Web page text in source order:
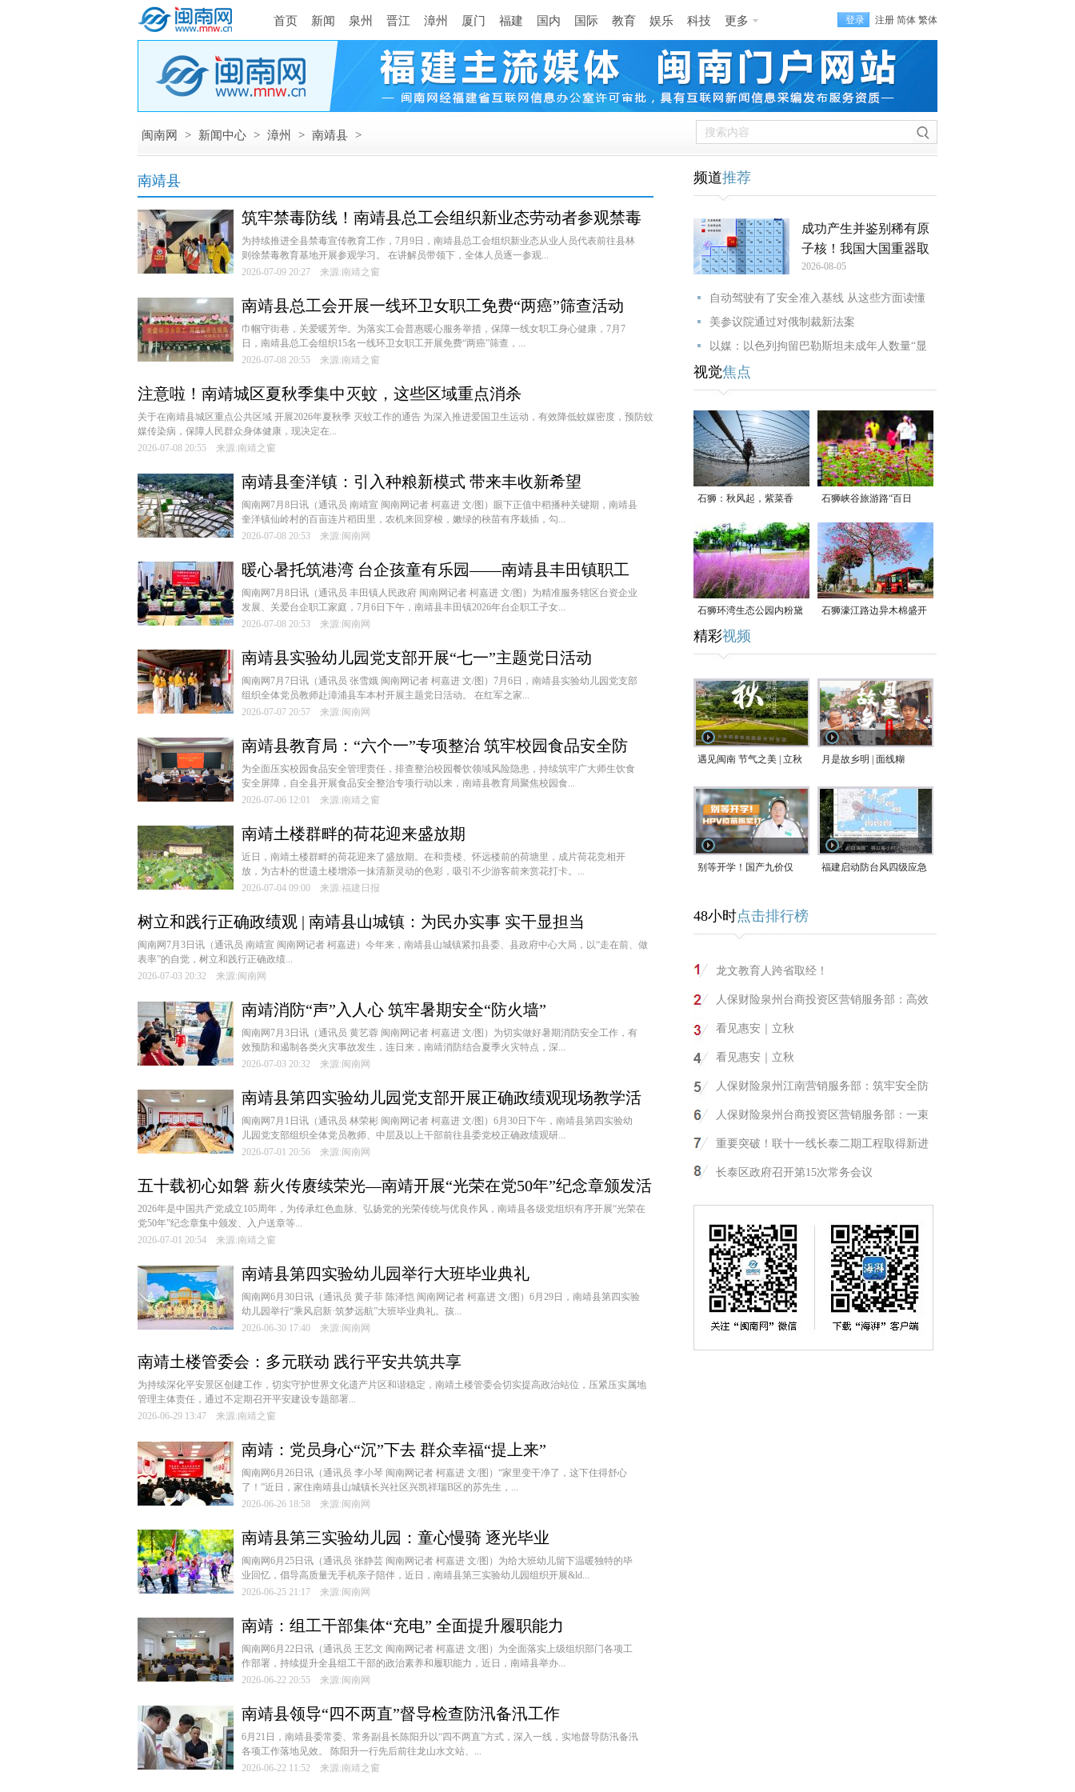
首页 新闻 泉州 晋江 漳州 厦门 福建 国内 国际 教育 娱乐 科技 更多 登录 注册 简体 繁体
闽南网 > 新闻中心 > 漳州 > 南靖县 >
南靖县
筑牢禁毒防线！南靖县总工会组织新业态劳动者参观禁毒
教育基地
为持续推进全县禁毒宣传教育工作，7月9日，南靖县总工会组织新业态从业人员代表前往县林
则徐禁毒教育基地开展参观学习。 在讲解员带领下，全体人员逐一参观...
2026-07-09 20:27 来源:南靖之窗
南靖县总工会开展一线环卫女职工免费“两癌”筛查活动
巾帼守街巷，关爱暖芳华。为落实工会普惠暖心服务举措，保障一线女职工身心健康，7月7
日，南靖县总工会组织15名一线环卫女职工开展免费“两癌”筛查，...
2026-07-08 20:55 来源:南靖之窗
注意啦！南靖城区夏秋季集中灭蚊，这些区域重点消杀
关于在南靖县城区重点公共区域 开展2026年夏秋季 灭蚊工作的通告 为深入推进爱国卫生运动，有效降低蚊媒密度，预防蚊
媒传染病，保障人民群众身体健康，现决定在...
2026-07-08 20:55 来源:南靖之窗
南靖县奎洋镇：引入种粮新模式 带来丰收新希望
闽南网7月8日讯（通讯员 南靖宣 闽南网记者 柯嘉进 文/图）眼下正值中稻播种关键期，南靖县
奎洋镇仙岭村的百亩连片稻田里，农机来回穿梭，嫩绿的秧苗有序栽插，勾...
2026-07-08 20:53 来源:闽南网
暖心暑托筑港湾 台企孩童有乐园——南靖县丰田镇职工
子女台企暑托班正式开班
闽南网7月8日讯（通讯员 丰田镇人民政府 闽南网记者 柯嘉进 文/图）为精准服务辖区台资企业
发展、关爱台企职工家庭，7月6日下午，南靖县丰田镇2026年台企职工子女...
2026-07-08 20:53 来源:闽南网
南靖县实验幼儿园党支部开展“七一”主题党日活动
闽南网7月7日讯（通讯员 张雪娥 闽南网记者 柯嘉进 文/图）7月6日，南靖县实验幼儿园党支部
组织全体党员教师赴漳浦县车本村开展主题党日活动。 在红军之家...
2026-07-07 20:57 来源:闽南网
南靖县教育局：“六个一”专项整治 筑牢校园食品安全防
线
为全面压实校园食品安全管理责任，排查整治校园餐饮领域风险隐患，持续筑牢广大师生饮食
安全屏障，自全县开展食品安全整治专项行动以来，南靖县教育局聚焦校园食...
2026-07-06 12:01 来源:南靖之窗
南靖土楼群畔的荷花迎来盛放期
近日，南靖土楼群畔的荷花迎来了盛放期。在和贵楼、怀远楼前的荷塘里，成片荷花竞相开
放，为古朴的世遗土楼增添一抹清新灵动的色彩，吸引不少游客前来赏花打卡。...
2026-07-04 09:00 来源:福建日报
树立和践行正确政绩观 | 南靖县山城镇：为民办实事 实干显担当
闽南网7月3日讯（通讯员 南靖宣 闽南网记者 柯嘉进）今年来，南靖县山城镇紧扣县委、县政府中心大局，以“走在前、做
表率”的自觉，树立和践行正确政绩...
2026-07-03 20:32 来源:闽南网
南靖消防“声”入人心 筑牢暑期安全“防火墙”
闽南网7月3日讯（通讯员 黄艺蓉 闽南网记者 柯嘉进 文/图）为切实做好暑期消防安全工作，有
效预防和遏制各类火灾事故发生，连日来，南靖消防结合夏季火灾特点，深...
2026-07-03 20:32 来源:闽南网
南靖县第四实验幼儿园党支部开展正确政绩观现场教学活
动
闽南网7月1日讯（通讯员 林荣彬 闽南网记者 柯嘉进 文/图）6月30日下午，南靖县第四实验幼
儿园党支部组织全体党员教师、中层及以上干部前往县委党校正确政绩观研...
2026-07-01 20:56 来源:闽南网
五十载初心如磐 薪火传赓续荣光—南靖开展“光荣在党50年”纪念章颁发活
动
2026年是中国共产党成立105周年，为传承红色血脉、弘扬党的光荣传统与优良作风，南靖县各级党组织有序开展“光荣在
党50年”纪念章集中颁发、入户送章等...
2026-07-01 20:54 来源:南靖之窗
南靖县第四实验幼儿园举行大班毕业典礼
闽南网6月30日讯（通讯员 黄子菲 陈泽恺 闽南网记者 柯嘉进 文/图）6月29日，南靖县第四实验
幼儿园举行“乘风启新·筑梦远航”大班毕业典礼。孩...
2026-06-30 17:40 来源:闽南网
南靖土楼管委会：多元联动 践行平安共筑共享
为持续深化平安景区创建工作，切实守护世界文化遗产片区和谐稳定，南靖土楼管委会切实提高政治站位，压紧压实属地
管理主体责任，通过不定期召开平安建设专题部署...
2026-06-29 13:47 来源:南靖之窗
南靖：党员身心“沉”下去 群众幸福“提上来”
闽南网6月26日讯（通讯员 李小琴 闽南网记者 柯嘉进 文/图）“家里变干净了，这下住得舒心
了！”近日，家住南靖县山城镇长兴社区兴凯祥瑞B区的苏先生，...
2026-06-26 18:58 来源:闽南网
南靖县第三实验幼儿园：童心慢骑 逐光毕业
闽南网6月25日讯（通讯员 张静芸 闽南网记者 柯嘉进 文/图）为给大班幼儿留下温暖独特的毕
业回忆，倡导高质量无手机亲子陪伴，近日，南靖县第三实验幼儿园组织开展&ld...
2026-06-25 21:17 来源:闽南网
南靖：组工干部集体“充电” 全面提升履职能力
闽南网6月22日讯（通讯员 王艺文 闽南网记者 柯嘉进 文/图）为全面落实上级组织部门各项工
作部署，持续提升全县组工干部的政治素养和履职能力，近日，南靖县举办...
2026-06-22 20:55 来源:闽南网
南靖县领导“四不两直”督导检查防汛备汛工作
6月21日，南靖县委常委、常务副县长陈阳升以“四不两直”方式，深入一线，实地督导防汛备汛
各项工作落地见效。 陈阳升一行先后前往龙山水文站、...
2026-06-22 11:52 来源:南靖之窗
频道推荐
成功产生并鉴别稀有原
子核！我国大国重器取
2026-08-05
自动驾驶有了安全准入基线 从这些方面读懂
美参议院通过对俄制裁新法案
以媒：以色列拘留巴勒斯坦未成年人数量“显
视觉焦点
石狮：秋风起，紫菜香 石狮峡谷旅游路“百日
草”争相斗艳
石狮环湾生态公园内粉黛
乱子草盛放
石狮濠江路边异木棉盛开
精彩视频
遇见闽南 节气之美 | 立秋 月是故乡明 | 面线糊
别等开学！国产九价仅
紧打
福建启动防台风四级应急
48小时点击排行榜
龙文教育人跨省取经！
人保财险泉州台商投资区营销服务部：高效
看见惠安｜立秋
看见惠安｜立秋
人保财险泉州江南营销服务部：筑牢安全防
人保财险泉州台商投资区营销服务部：一束
重要突破！联十一线长泰二期工程取得新进
长泰区政府召开第15次常务会议